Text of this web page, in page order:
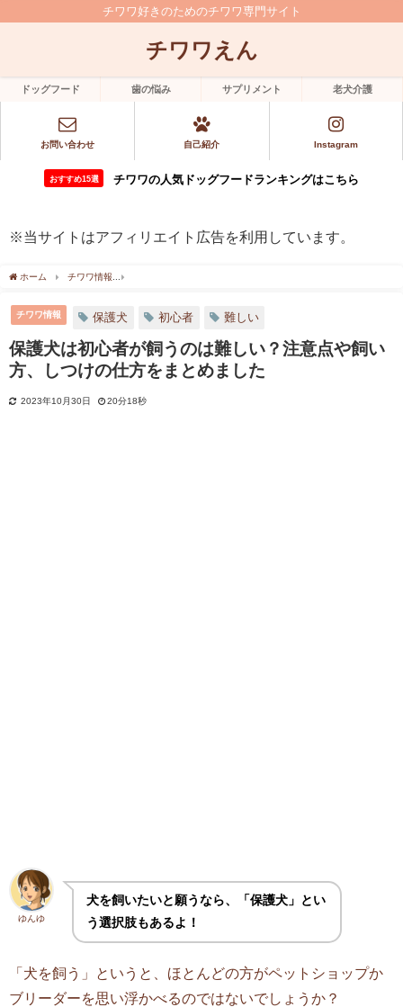
チワワ好きのためのチワワ専門サイト
チワワえん
ドッグフード 歯の悩み サプリメント 老犬介護
お問い合わせ 自己紹介 Instagram
おすすめ15選 チワワの人気ドッグフードランキングはこちら
※当サイトはアフィリエイト広告を利用しています。
ホーム チワワ情報
チワワ情報 保護犬 初心者 難しい
保護犬は初心者が飼うのは難しい？注意点や飼い
方、しつけの仕方をまとめました
2023年10月30日 20分18秒
ゆんゆ
犬を飼いたいと願うなら、「保護犬」とい
う選択肢もあるよ！
「犬を飼う」というと、ほとんどの方がペットショップか
ブリーダーを思い浮かべるのではないでしょうか？